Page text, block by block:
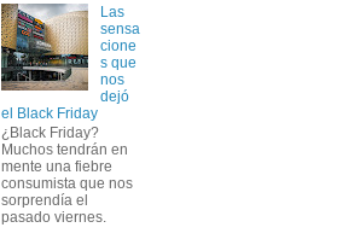
Las
sensa
cione
s que
nos
dejó
el Black Friday
¿Black Friday?
Muchos tendrán en
mente una fiebre
consumista que nos
sorprendía el
pasado viernes.